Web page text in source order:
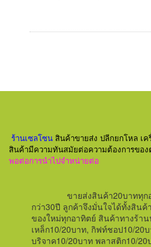
ร้านเซลโซน สินค้าขายส่ง ปลีกยกโหล เ
สินค้ามีความทันสมัยต่อความต้องการของ
พอต่อการนำไปจำหน่ายต่อ
ขายส่งสินค้า20บาททุก
กว่า30ปี ลูกค้าจึงมั่นใจได้ทั้งสินค้
ของใหม่ทุกอาทิตย์ สินค้าทางร้า
เหล็ก10/20บาท, กิฟท์ชอป10/20
บริจาค10/20บาท พลาสติก10/